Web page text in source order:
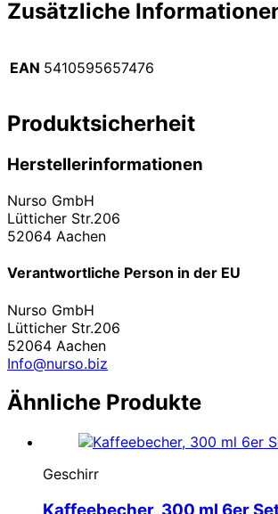
Zusätzliche
EAN 5410595657476
Produktsicherheit
Herstellerinformationen
Nurso GmbH
Lütticher Str.206
52064 Aachen
Verantwortliche Person in der EU
Nurso GmbH
Lütticher Str.206
52064 Aachen
Info@nurso.biz
Ähnliche Produkte
Geschirr